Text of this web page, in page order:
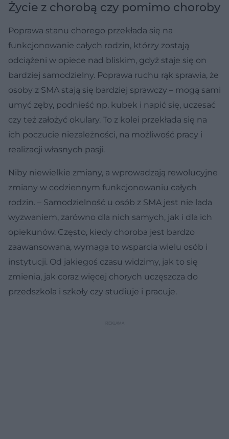
Życie z chorobą czy pomimo choroby
Poprawa stanu chorego przekłada się na
funkcjonowanie całych rodzin, którzy zostają
odciążeni w opiece nad bliskim, gdyż staje się on
bardziej samodzielny. Poprawa ruchu rąk sprawia, że
osoby z SMA stają się bardziej sprawczy – mogą sami
umyć zęby, podnieść np. kubek i napić się, uczesać
czy też założyć okulary. To z kolei przekłada się na
ich poczucie niezależności, na możliwość pracy i
realizacji własnych pasji.
Niby niewielkie zmiany, a wprowadzają rewolucyjne
zmiany w codziennym funkcjonowaniu całych
rodzin. – Samodzielność u osób z SMA jest nie lada
wyzwaniem, zarówno dla nich samych, jak i dla ich
opiekunów. Często, kiedy choroba jest bardzo
zaawansowana, wymaga to wsparcia wielu osób i
instytucji. Od jakiegoś czasu widzimy, jak to się
zmienia, jak coraz więcej chorych uczęszcza do
przedszkola i szkoły czy studiuje i pracuje.